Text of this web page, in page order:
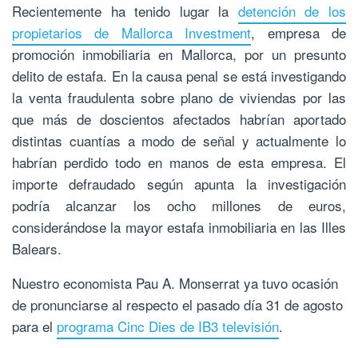
Recientemente ha tenido lugar la detención de los
propietarios de Mallorca Investment, empresa de
promoción inmobiliaria en Mallorca, por un presunto
delito de estafa. En la causa penal se está investigando
la venta fraudulenta sobre plano de viviendas por las
que más de doscientos afectados habrían aportado
distintas cuantías a modo de señal y actualmente lo
habrían perdido todo en manos de esta empresa. El
importe defraudado según apunta la investigación
podría alcanzar los ocho millones de euros,
considerándose la mayor estafa inmobiliaria en las Illes
Balears.
Nuestro economista Pau A. Monserrat ya tuvo ocasión
de pronunciarse al respecto el pasado día 31 de agosto
para el programa Cinc Dies de IB3 televisión.